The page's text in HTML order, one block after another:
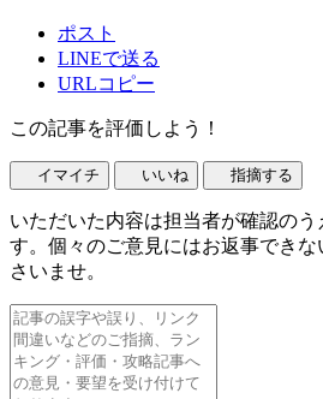
ポスト
LINEで送る
URLコピー
この記事を評価しよう！
イマイチ いいね 指摘する
いただいた内容は担当者が確認のう
す。個々のご意見にはお返事でき
さいませ。